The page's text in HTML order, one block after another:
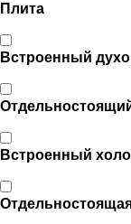
Плита
Встроенный
Встроенный